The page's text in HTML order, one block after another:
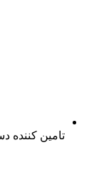
تامین کننده